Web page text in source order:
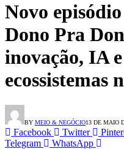
Novo
Dono Pra
inovação, IA
ecossistemas
BY MEIO & NEGÓCIO13 DE MAIO
Facebook Twitter
Telegram
WhatsApp